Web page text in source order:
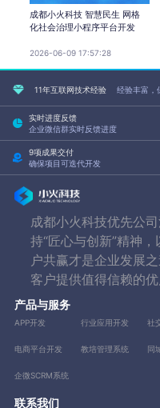
成都小火科技 智慧民生 网格
化社会治理小程序平台开发
2026-06-09 17:57:28
11年互联网技术经验 经验丰富，
实时进度反馈
企业微信群实时反馈进度
9项成果交付
确保项目可迭代开发
成都小火科技优先公
持“匠心与创新”精神
户共赢才是企业发展
客户提供值得信赖的优
产品与服务
APP开发 行业应用开发 社
电商平台开发 教培管理系统 同
企微SCRM系统
联系我们